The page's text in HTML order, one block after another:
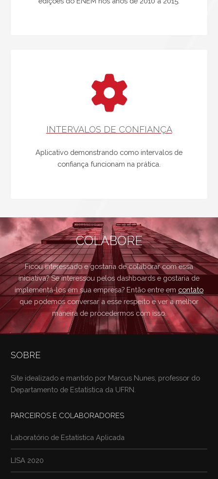
INTERVALOS DE CONFIANÇA
Aplicativo demonstrando como intervalos de
confiança funcionam na prática.
COLABORE
Ficou interessado e gostaria de colaborar com essa
iniciativa? Se interessou pelos dashboards e gostaria de
implementá-los em sua empresa? Então entre em contato
que podemos conversar a esse respeito e ver a melhor
maneira de procedermos com isso.
SOBRE
Site idealizado e mantido por Marcus Nunes , professor do
Departamento de Estatística da UFRN.
PARCEIROS E COLABORADORES
Laboratório de Estatística Aplicada
LISA 2020